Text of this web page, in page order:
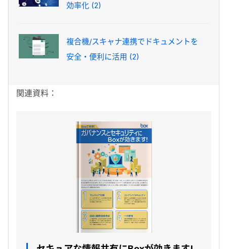
効率化 (2)
複合機/スキャナ連携でドキュメントを
安全・便利に活用 (2)
関連資料：